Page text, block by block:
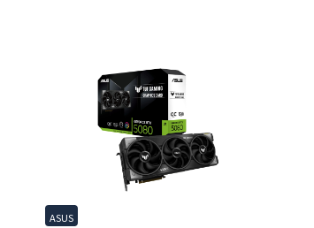
注文・決済完了後に組み立ての為、決済完了後のお客様
都合でのキャンセルは承ることができません。【ショッ
プビルドPCラインナップ一覧】はこちら【同時購入おす
すめ周辺機器】はこちら
ASUS